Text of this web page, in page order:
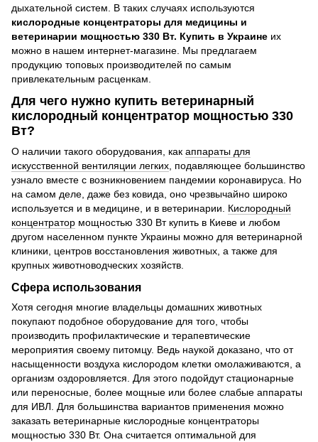
дыхательной систем. В таких случаях используются
кислородные концентраторы для медицины и
ветеринарии мощностью 330 Вт. Купить в Украине их
можно в нашем интернет-магазине. Мы предлагаем
продукцию топовых производителей по самым
привлекательным расценкам.
Для чего нужно купить ветеринарный
кислородный концентратор мощностью 330
Вт?
О наличии такого оборудования, как аппараты для
искусственной вентиляции легких, подавляющее большинство
узнало вместе с возникновением пандемии коронавируса. Но
на самом деле, даже без ковида, оно чрезвычайно широко
используется и в медицине, и в ветеринарии. Кислородный
концентратор мощностью 330 Вт купить в Киеве и любом
другом населенном пункте Украины можно для ветеринарной
клиники, центров восстановления животных, а также для
крупных животноводческих хозяйств.
Сфера использования
Хотя сегодня многие владельцы домашних животных
покупают подобное оборудование для того, чтобы
производить профилактические и терапевтические
мероприятия своему питомцу. Ведь наукой доказано, что от
насыщенности воздуха кислородом клетки омолаживаются, а
организм оздоровляется. Для этого подойдут стационарные
или переносные, более мощные или более слабые аппараты
для ИВЛ. Для большинства вариантов применения можно
заказать ветеринарные кислородные концентраторы
мощностью 330 Вт. Она считается оптимальной для